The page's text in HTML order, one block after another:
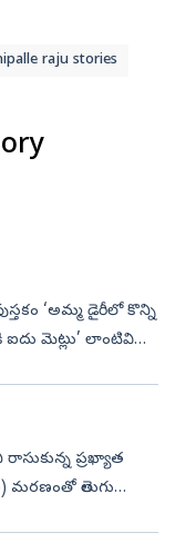
raju stories
‘అమ్మ డైరీలో కొన్ని
ఐదు మెట్లు’ లాంటివి
ప్రఖ్యాత
మరణంతో తెలుగు